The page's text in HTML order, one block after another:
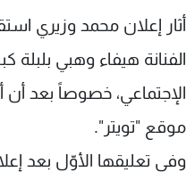
أثار إعلان محمد وزيري
الفنانة هيفاء وهبي بلبلة
الإجتماعي، خصوصاً بعد
موقع "تويتر".
وفي تعليقها الأوّل بعد
شاهد البرامج
عن MTV
الإنـتـاج
لاعلاناتكم